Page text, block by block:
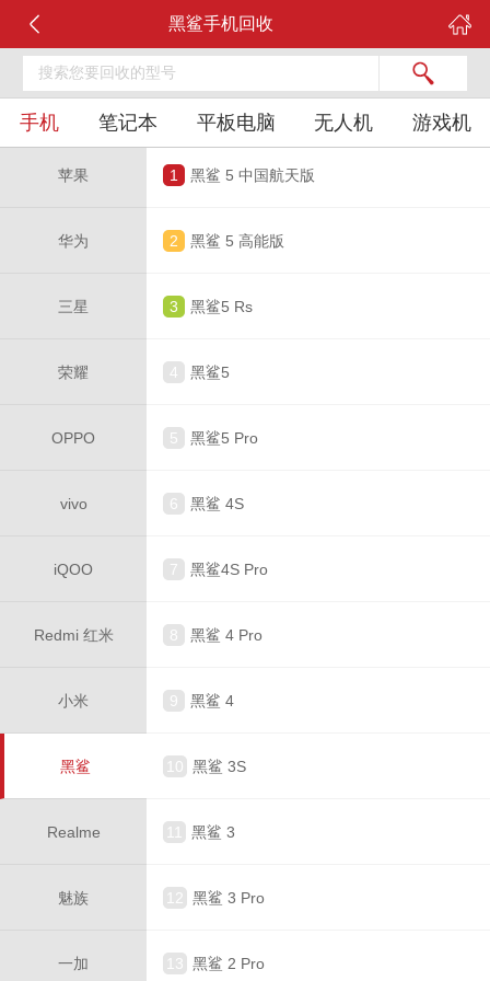
黑鲨手机回收
手机 笔记本 平板电脑 无人机 游戏机
苹果
华为
三星
荣耀
OPPO
vivo
iQOO
Redmi 红米
小米
黑鲨
Realme
魅族
一加
1 黑鲨 5 中国航天版
2 黑鲨 5 高能版
3 黑鲨5 Rs
4 黑鲨5
5 黑鲨5 Pro
6 黑鲨 4S
7 黑鲨4S Pro
8 黑鲨 4 Pro
9 黑鲨 4
10 黑鲨 3S
黑鲨 3
12 黑鲨 3 Pro
13 黑鲨 2 Pro